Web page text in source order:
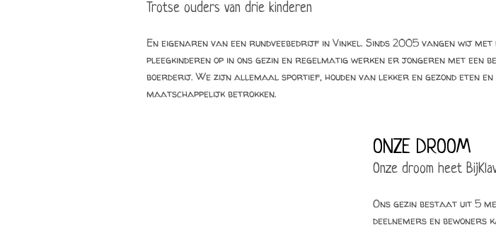
Trotse ouders van drie kinderen
En eigenaren van een rundveebedrijf in Vinkel. Sinds 2005 vangen wij
pleegkinderen op in ons gezin en regelmatig werken er jongeren met een
boerderij. We zijn allemaal sportief, houden van lekker en gezond eten
maatschappelijk betrokken.
ONZE DROOM
Onze droom heet
Ons gezin bestaat uit 5
deelnemers en bewoners